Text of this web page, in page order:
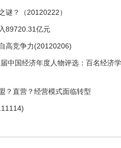
谜？（20120222）
89720.31亿元
高竞争力(20120206)
中国经济年度人物评选：百名经济
？直营？经营模式面临转型